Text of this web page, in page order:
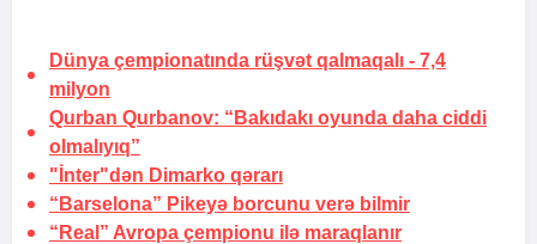
Dünya çempionatında rüşvət qalmaqalı - 7,4
milyon
Qurban Qurbanov: “Bakıdakı oyunda daha ciddi
olmalıyıq”
"İnter"dən Dimarko qərarı
“Barselona” Pikeyə borcunu verə bilmir
“Real” Avropa çempionu ilə maraqlanır